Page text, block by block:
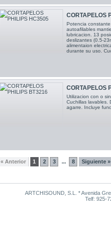
CORTAPELOS
Potencia
autoafilables
lubricacion. 13
deslizantes (0.5-
alimentaion
durante su uso.
CORTAPELOS
Utilizacion con o
Cuchillas lavables.
agarre. Incluye
« Anterior 1 2 3 ... 8 Siguiente »
ARTCHISOUND, S.L. * Avenida
Telf: 925-